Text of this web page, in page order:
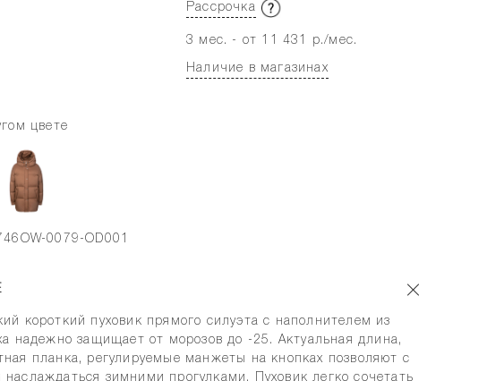
Рассрочка
3 мес. - от 11 431 р./мес.
Наличие в магазинах
цвете
0079-OD001
короткий пуховик прямого силуэта с наполнителем из
надежно защищает от морозов до -25. Актуальная длина,
планка, регулируемые манжеты на кнопках позволяют с
зимними прогулками. Пуховик легко сочетать